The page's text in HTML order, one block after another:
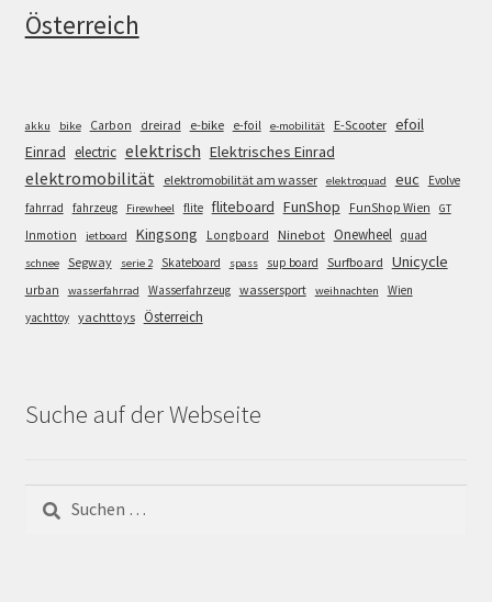
Österreich
akku bike Carbon dreirad e-bike e-foil e-mobilität E-Scooter efoil
Einrad electric elektrisch Elektrisches Einrad
elektromobilität elektromobilität am wasser elektroquad euc
Evolve
fahrrad
fahrzeug Firewheel flite fliteboard FunShop FunShop Wien GT
Inmotion jetboard Kingsong Longboard Ninebot Onewheel quad
schnee Segway serie 2 Skateboard spass sup board Surfboard Unicycle
urban wasserfahrrad Wasserfahrzeug wassersport weihnachten
Wien
yachttoy yachttoys Österreich
Suche auf der Webseite
Suchen
nach: